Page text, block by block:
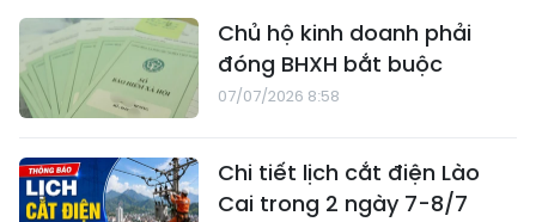
Chủ hộ kinh doanh phải
đóng BHXH bắt buộc
07/07/2026 8:58
Chi tiết lịch cắt điện Lào
Cai trong 2 ngày 7-8/7